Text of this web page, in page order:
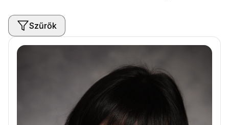
Szűrők